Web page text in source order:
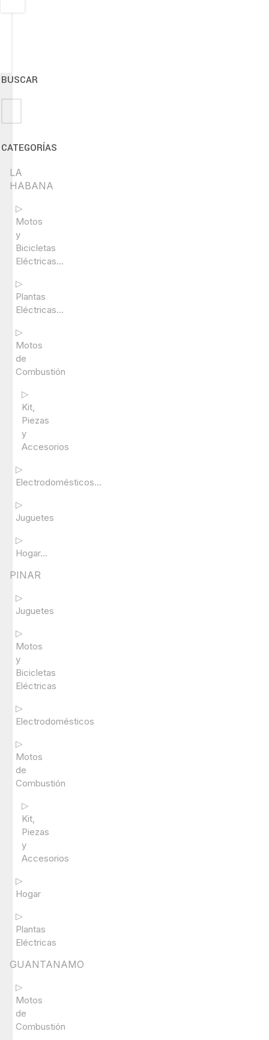
BUSCAR
CATEGORÍAS
LA
HABANA
▷
Motos
y
Bicicletas
Eléctricas...
▷
Plantas
Eléctricas...
▷
Motos
de
Combustión
▷
Kit,
Piezas
y
Accesorios
▷
Electrodomésticos...
▷
Juguetes
▷
Hogar...
PINAR
▷
Juguetes
▷
Motos
y
Bicicletas
Eléctricas
▷
Electrodomésticos
▷
Motos
de
Combustión
▷
Kit,
Piezas
y
Accesorios
▷
Hogar
▷
Plantas
Eléctricas
GUANTANAMO
▷
Motos
de
Combustión